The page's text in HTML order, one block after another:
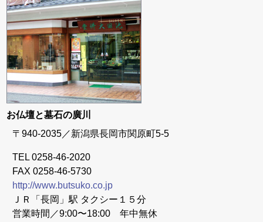
お仏壇と墓石の廣川
〒940-2035／新潟県長岡市関原町5-5
TEL 0258-46-2020
FAX 0258-46-5730
http://www.butsuko.co.jp
ＪＲ「長岡」駅 タクシー１５分
営業時間／9:00〜18:00 年中無休